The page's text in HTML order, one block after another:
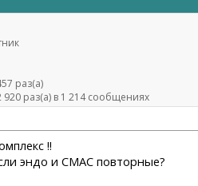
деми 20.03.23 Арамян Левон,
+ коррекция липофилингом
10.2022 - Андрющенко Олеся -
Бадри,
Малкаров
раз(а)
раз(а) в 1 214 сообщениях
!!
эндо и СМАС повторные?